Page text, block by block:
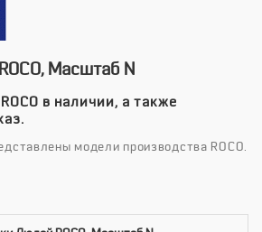
Масштаб N
в наличии, а также
модели производства ROCO.